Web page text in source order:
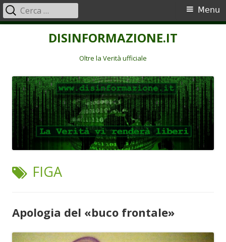
DISINFORMAZIONE.IT
Oltre la Verità ufficiale
Menu
principale
Menu
Ricerca
per:
TAG:
FIGA
Apologia del «buco frontale»